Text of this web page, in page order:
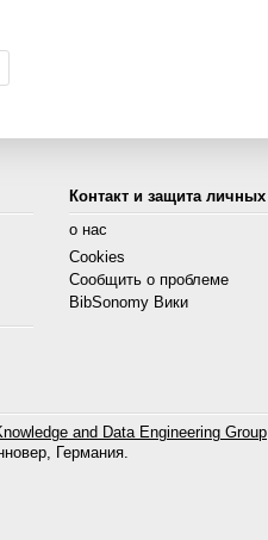
Контакт и защита
о нас
Cookies
Сообщить о проблеме
BibSonomy Вики
and Data Engineering Group
Германия.